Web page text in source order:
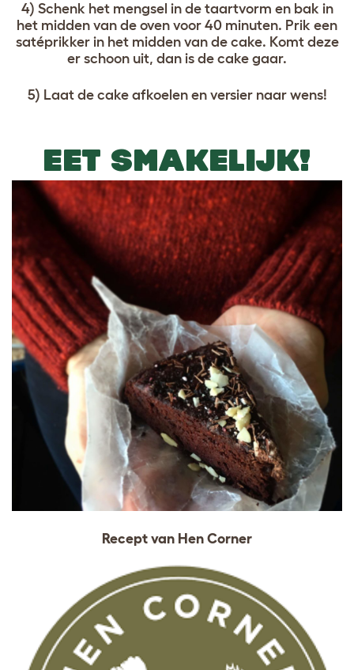
4) Schenk het mengsel in de taartvorm en bak in
het midden van de oven voor 40 minuten. Prik een
satéprikker in het midden van de cake. Komt deze
er schoon uit, dan is de cake gaar.
5) Laat de cake afkoelen en versier naar wens!
EET SMAKELIJK!
Recept van Hen Corner